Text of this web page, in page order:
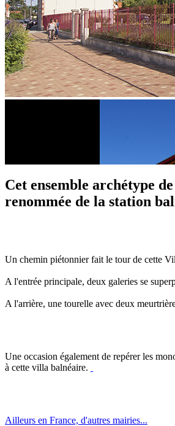
Cet ensemble archétype
renommée de la station
Un chemin piétonnier fait le tour de cette
A l'entrée principale, deux galeries se
A l'arrière, une tourelle avec deux
Une occasion également de repérer les
à cette villa balnéaire.
Ailleurs en France, d'autres mairies...